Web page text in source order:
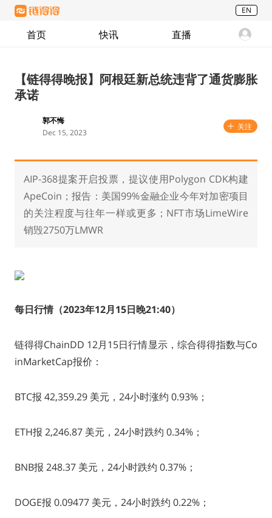
EN
首页 快讯 直播
【链得得晚报】阿根廷新总统违背了通货膨胀
承诺
郭不悔
Dec 15, 2023
关注
AIP-368提案开启投票，提议使用Polygon CDK构建
ApeCoin；报告：美国99%金融企业今年对加密项目
的关注程度与往年一样或更多；NFT市场LimeWire
销毁2750万LMWR
每日行情（2023年12月15日晚21:40）
链得得ChainDD 12月15日行情显示，综合得得指数与Co
inMarketCap报价：
BTC报 42,359.29 美元，24小时涨约 0.93%；
ETH报 2,246.87 美元，24小时跌约 0.34%；
BNB报 248.37 美元，24小时跌约 0.37%；
DOGE报 0.09477 美元，24小时跌约 0.22%；